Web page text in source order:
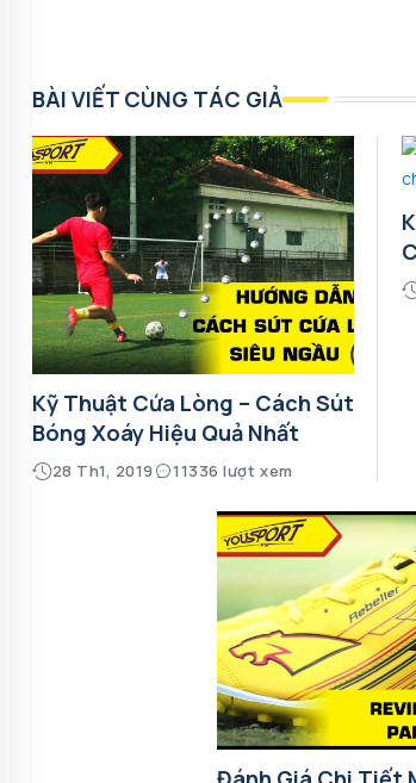
BÀI VIẾT CÙNG TÁC GIẢ
Kỹ Thuật Cứa Lòng – Cách Sút
Bóng Xoáy Hiệu Quả Nhất
28 Th1, 2019 11336 lượt xem